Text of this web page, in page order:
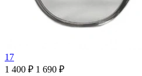
17
1 400 ₽ 1 690 ₽